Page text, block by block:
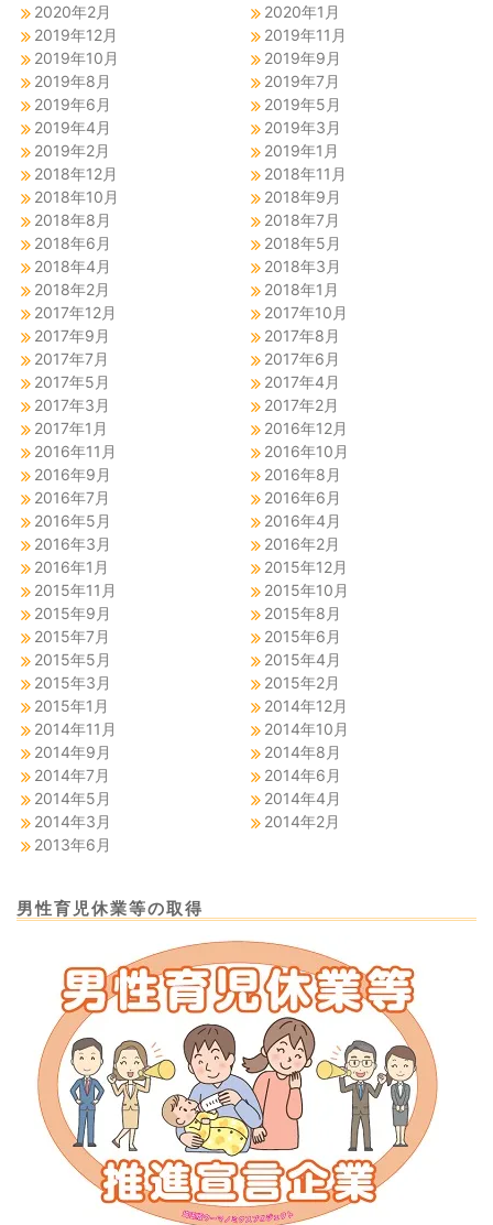
2020年2月
2020年1月
2019年12月
2019年11月
2019年10月
2019年9月
2019年8月
2019年7月
2019年6月
2019年5月
2019年4月
2019年3月
2019年2月
2019年1月
2018年12月
2018年11月
2018年10月
2018年9月
2018年8月
2018年7月
2018年6月
2018年5月
2018年4月
2018年3月
2018年2月
2018年1月
2017年12月
2017年10月
2017年9月
2017年8月
2017年7月
2017年6月
2017年5月
2017年4月
2017年3月
2017年2月
2017年1月
2016年12月
2016年11月
2016年10月
2016年9月
2016年8月
2016年7月
2016年6月
2016年5月
2016年4月
2016年3月
2016年2月
2016年1月
2015年12月
2015年11月
2015年10月
2015年9月
2015年8月
2015年7月
2015年6月
2015年5月
2015年4月
2015年3月
2015年2月
2015年1月
2014年12月
2014年11月
2014年10月
2014年9月
2014年8月
2014年7月
2014年6月
2014年5月
2014年4月
2014年3月
2014年2月
2013年6月
男性育児休業等の取得